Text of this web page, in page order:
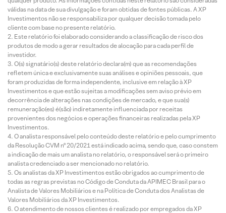
válidas na data de sua divulgação e foram obtidas de fontes públicas. A XP
Investimentos não se responsabiliza por qualquer decisão tomada pelo
cliente com base no presente relatório.
Este relatório foi elaborado considerando a classificação de risco dos
produtos de modo a gerar resultados de alocação para cada perfil de
investidor.
O(s) signatário(s) deste relatório declara(m) que as recomendações
refletem única e exclusivamente suas análises e opiniões pessoais, que
foram produzidas de forma independente, inclusive em relação à XP
Investimentos e que estão sujeitas a modificações sem aviso prévio em
decorrência de alterações nas condições de mercado, e que sua(s)
remuneração(es) é(são) indiretamente influenciada por receitas
provenientes dos negócios e operações financeiras realizadas pela XP
Investimentos.
O analista responsável pelo conteúdo deste relatório e pelo cumprimento
da Resolução CVM nº 20/2021 está indicado acima, sendo que, caso constem
a indicação de mais um analista no relatório, o responsável será o primeiro
analista credenciado a ser mencionado no relatório.
Os analistas da XP Investimentos estão obrigados ao cumprimento de
todas as regras previstas no Código de Conduta da APIMEC Brasil para o
Analista de Valores Mobiliários e na Política de Conduta dos Analistas de
Valores Mobiliários da XP Investimentos.
O atendimento de nossos clientes é realizado por empregados da XP